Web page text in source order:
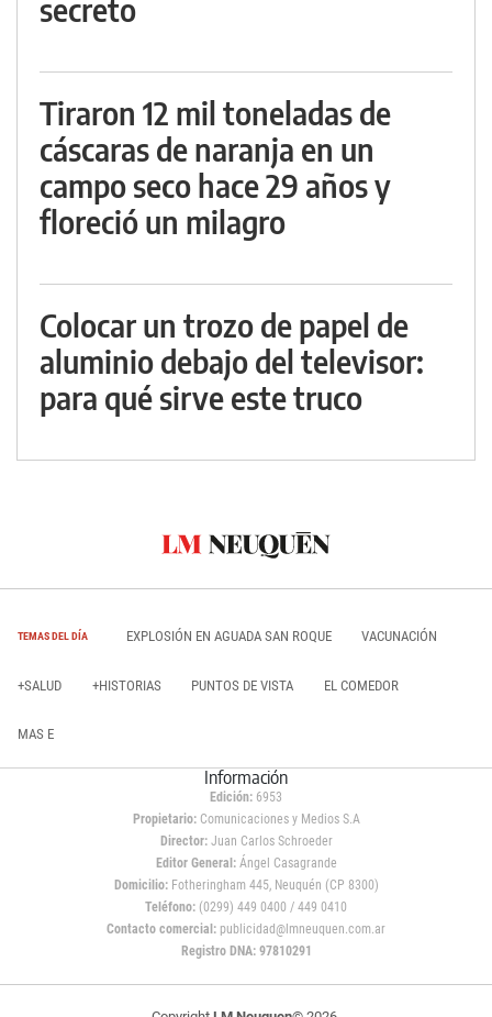
secreto
Tiraron 12 mil toneladas de
cáscaras de naranja en un
campo seco hace 29 años y
floreció un milagro
Colocar un trozo de papel de
aluminio debajo del televisor:
para qué sirve este truco
TEMAS DEL DÍA EXPLOSIÓN EN AGUADA SAN ROQUE VACUNACIÓN
+SALUD +HISTORIAS PUNTOS DE VISTA EL COMEDOR
MAS E
Información
Edición: 6953
Propietario:Comunicaciones y Medios S.A
Director: Juan Carlos Schroeder
Editor General:Ángel Casagrande
Domicilio:Fotheringham 445, Neuquén (CP 8300)
Teléfono: (0299) 449 0400 / 449 0410
Contacto comercial: publicidad@lmneuquen.com.ar
Registro DNA: 97810291